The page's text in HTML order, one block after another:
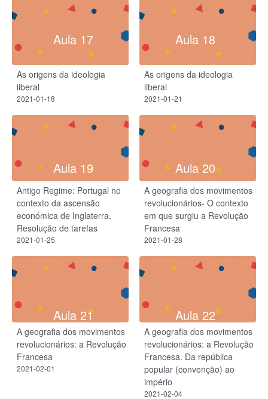
Aula 17
As origens da ideologia
liberal
2021-01-18
Aula 18
As origens da ideologia
liberal
2021-01-21
Aula 19
Antigo Regime: Portugal no
contexto da ascensão
económica de Inglaterra.
Resolução de tarefas
2021-01-25
Aula 20
A geografia dos movimentos
revolucionários- O contexto
em que surgiu a Revolução
Francesa
2021-01-28
Aula 21
A geografia dos movimentos
revolucionários: a Revolução
Francesa
2021-02-01
Aula 22
A geografia dos movimentos
revolucionários: a Revolução
Francesa. Da república
popular (convenção) ao
império
2021-02-04